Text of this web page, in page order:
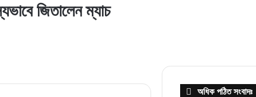
জিতালেন ম্যাচ
অধিক পঠিত সংবাদঃ